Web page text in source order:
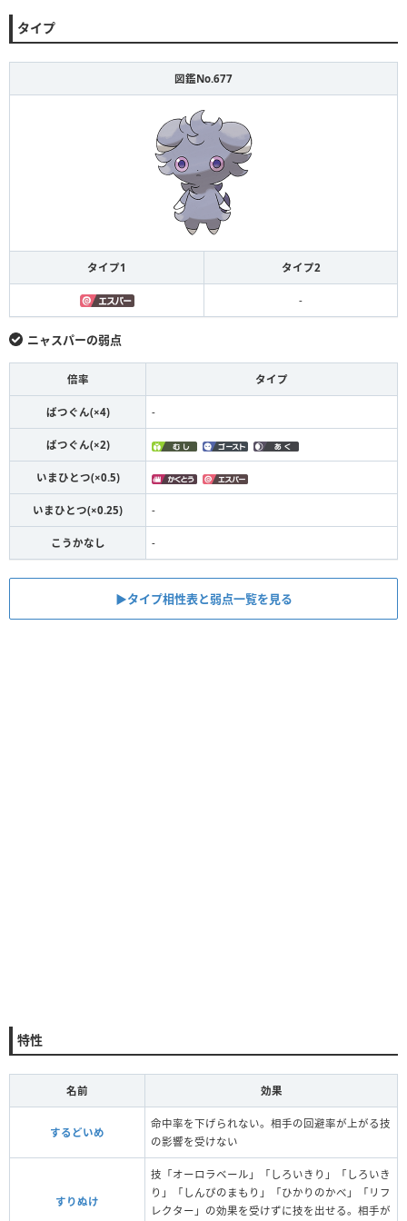
タイプ
図鑑No.677
タイプ1 タイプ2
-
ニャスパーの弱点
倍率 タイプ
ばつぐん(×4) -
ばつぐん(×2)
いまひとつ(×0.5)
いまひとつ(×0.25) -
こうかなし -
▶︎タイプ相性表と弱点一覧を見る
特性
名前 効果
するどいめ
命中率を下げられない。相手の回避率が上がる技
の影響を受けない
すりぬけ
技「オーロラベール」「しろいきり」「しろいき
り」「しんぴのまもり」「ひかりのかべ」「リフ
レクター」の効果を受けずに技を出せる。相手が